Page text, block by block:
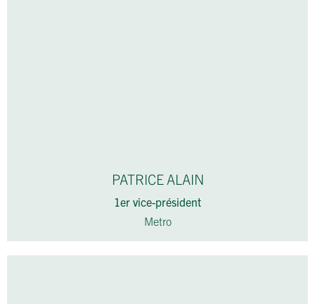
PATRICE ALAIN
1er vice-président
Metro